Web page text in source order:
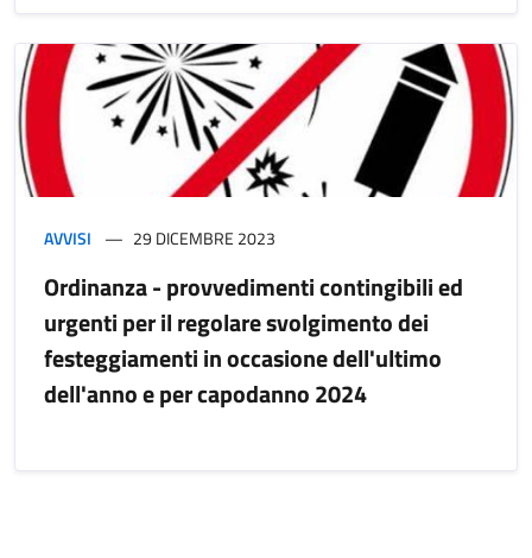
AVVISI 29 DICEMBRE 2023
Ordinanza - provvedimenti contingibili ed
urgenti per il regolare svolgimento dei
festeggiamenti in occasione dell'ultimo
dell'anno e per capodanno 2024